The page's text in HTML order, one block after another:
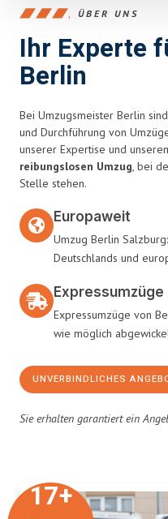
17+
ÜBER UNS
Ihr Experte
Berlin
Bei Umzugsmeister Berlin
und Durchführung von
unserer Expertise und
reibungslosen Umzug, bei
Stelle stehen.
Europaweit
Umzug Berlin
Deutschlands und
Expressumzüge
Expressumzüge von
wie möglich
UNVERBINDLICHES
Sie erhalten garantiert ein